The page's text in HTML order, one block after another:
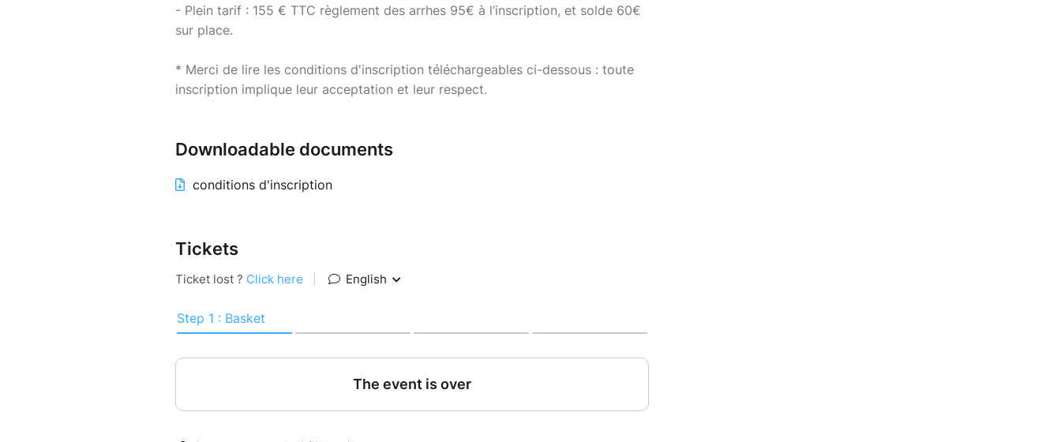
- Plein tarif : 155 € TTC règlement des arrhes 95€ à l’inscription, et solde 60€
sur place.
* Merci de lire les conditions d'inscription téléchargeables ci-dessous : toute
inscription implique leur acceptation et leur respect.
Downloadable documents
conditions d'inscription
Tickets